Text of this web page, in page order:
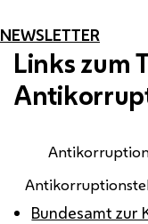
NEWSLETTER
Links zum
Bundesamt zur